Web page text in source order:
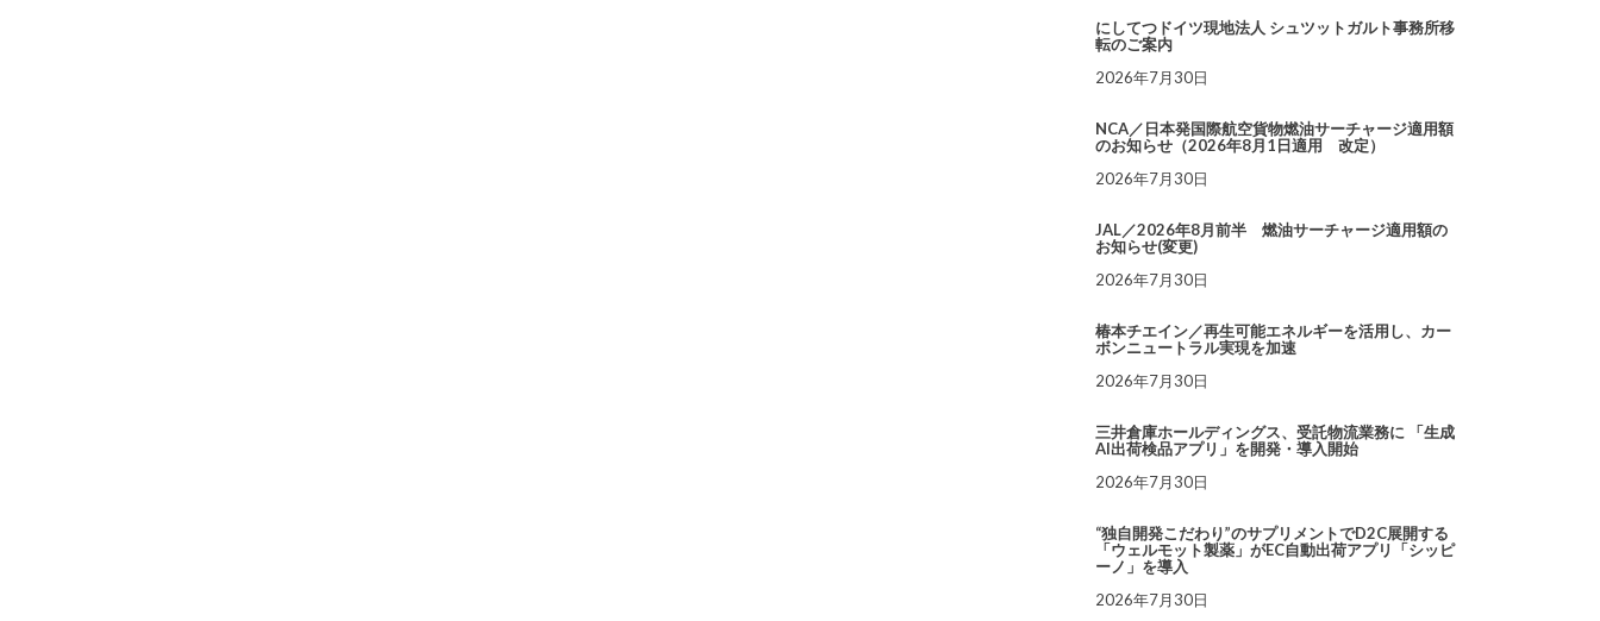
にしてつドイツ現地法人 シュツットガルト事務所移
転のご案内
2026年7月30日
NCA／日本発国際航空貨物燃油サーチャージ適用額
のお知らせ（2026年8月1日適用 改定）
2026年7月30日
JAL／2026年8月前半 燃油サーチャージ適用額の
お知らせ(変更)
2026年7月30日
椿本チエイン／再生可能エネルギーを活用し、カー
ボンニュートラル実現を加速
2026年7月30日
三井倉庫ホールディングス、受託物流業務に 「生成
AI出荷検品アプリ」を開発・導入開始
2026年7月30日
“独自開発こだわり”のサプリメントでD2C展開する
「ウェルモット製薬」がEC自動出荷アプリ「シッピ
ーノ」を導入
2026年7月30日